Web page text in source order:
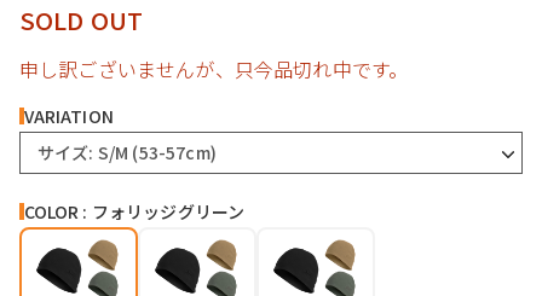
SOLD OUT
申し訳ございませんが、只今品切れ中です。
VARIATION
サイズ: S/M (53-57cm)
COLOR : フォリッジグリーン